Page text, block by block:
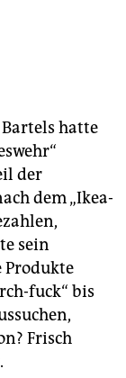
hatte
der
dem „Ikea-
sein
fuck“ bis
Frisch